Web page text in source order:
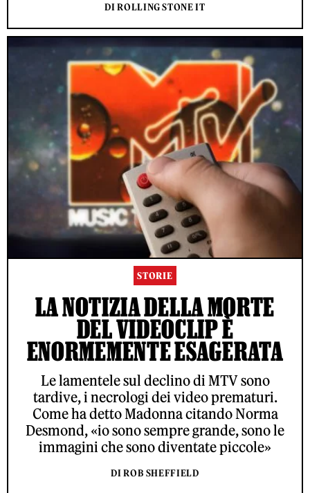
DI ROLLING STONE IT
STORIE
LA NOTIZIA DELLA MORTE
DEL VIDEOCLIP È
ENORMEMENTE ESAGERATA
Le lamentele sul declino di MTV sono
tardive, i necrologi dei video prematuri.
Come ha detto Madonna citando Norma
Desmond, «io sono sempre grande, sono le
immagini che sono diventate piccole»
DI ROB SHEFFIELD